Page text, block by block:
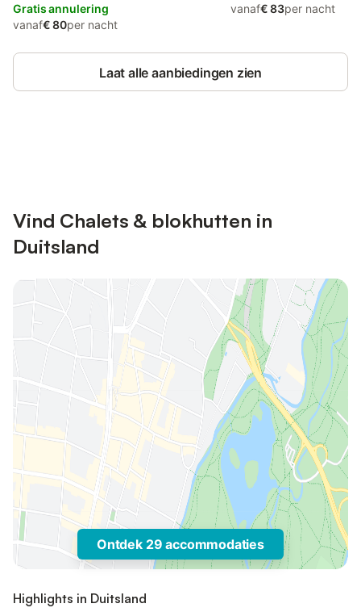
Gratis annulering
vanaf€ 80per nacht
vanaf€ 83per nacht
Laat alle aanbiedingen zien
Vind Chalets & blokhutten in
Duitsland
Ontdek 29 accommodaties
Highlights in Duitsland